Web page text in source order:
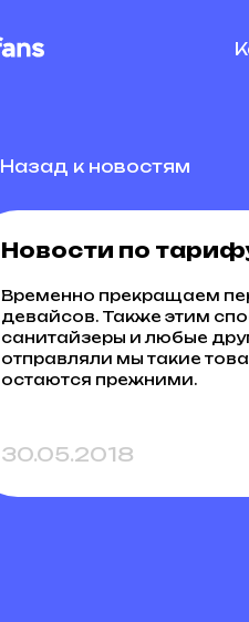
Назад к новостям
Новости по
Временно прекращаем
девайсов. Также этим
санитайзеры и любые
отправляли мы такие
остаются прежними.
30.05.2018